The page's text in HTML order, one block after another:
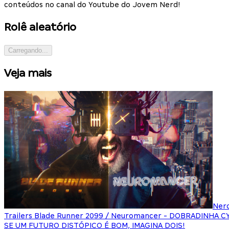
conteúdos no canal do Youtube do Jovem Nerd!
Rolê aleatório
Carregando...
Veja mais
Trailers Blade Runner 2099 / Neuromancer - DOBRADINHA
SE UM FUTURO DISTÓPICO É BOM, IMAGINA DOIS!